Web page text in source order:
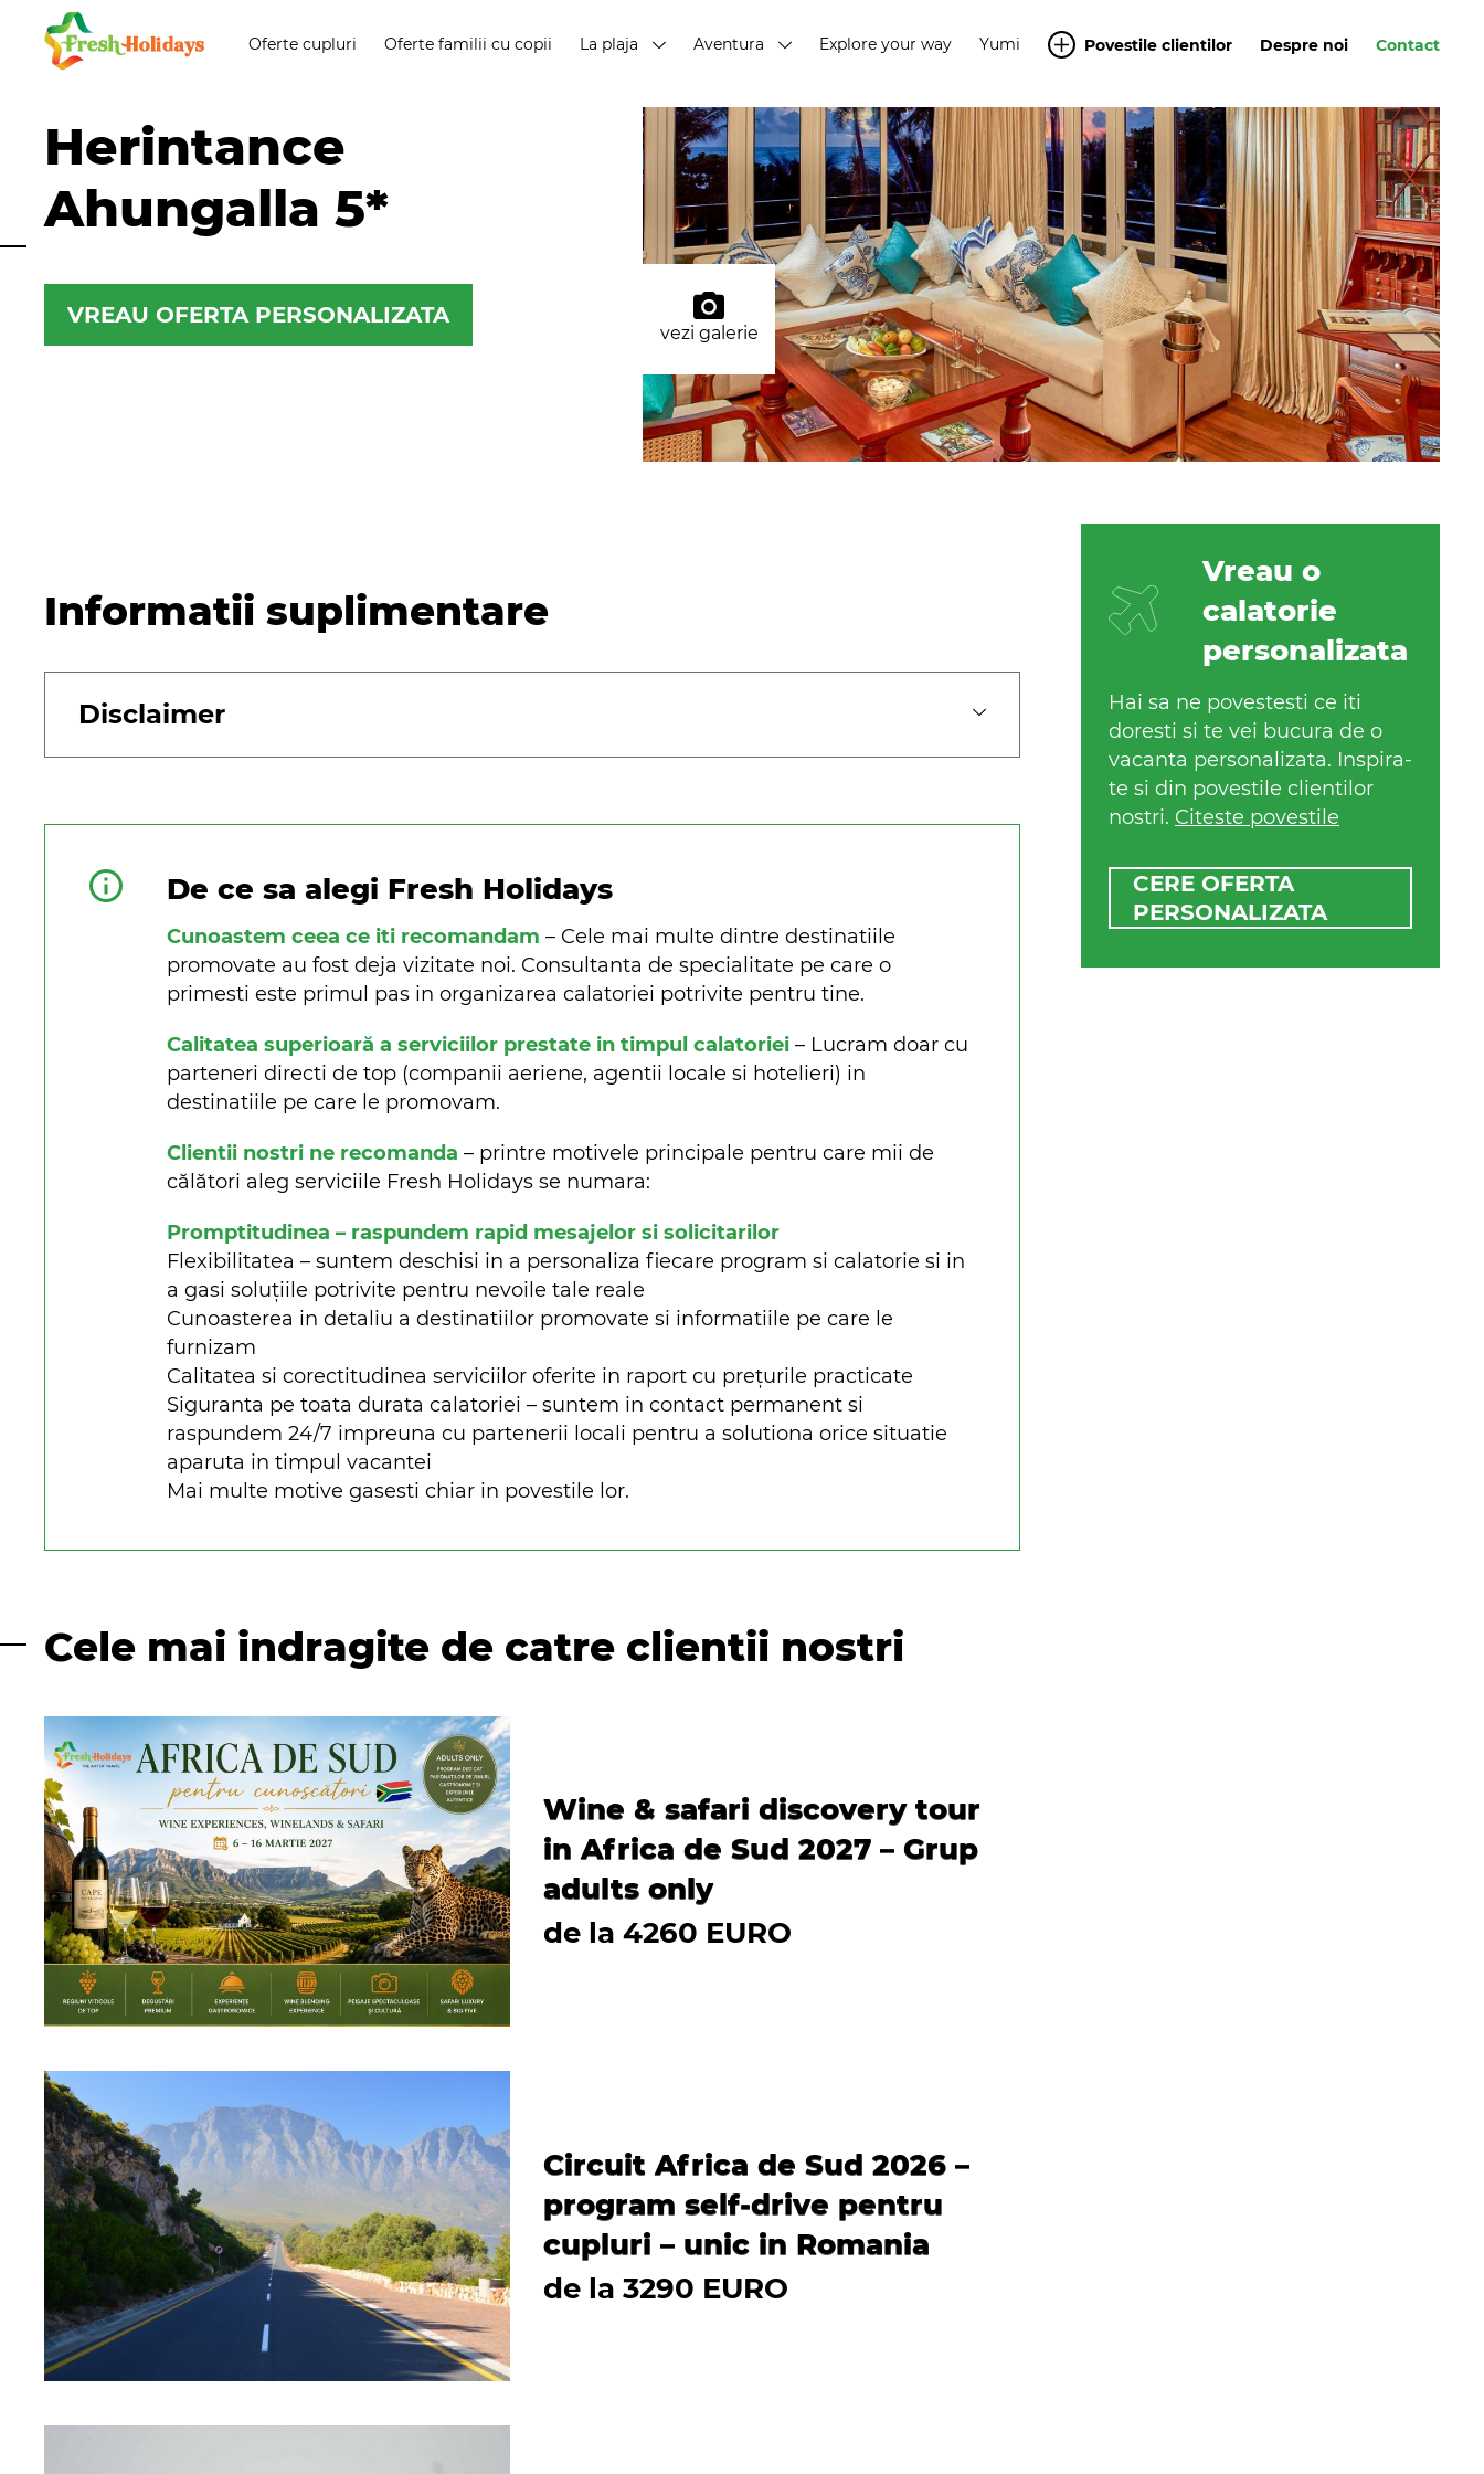
Oferte cupluri Oferte familii cu copii La plaja Aventura Explore your way Yumi Povestile clientilor Despre noi Contact
Herintance
Ahungalla 5*
VREAU OFERTA PERSONALIZATA
vezi galerie
Informatii suplimentare
Disclaimer
De ce sa alegi Fresh Holidays
Cunoastem ceea ce iti recomandam – Cele mai multe dintre destinatiile
promovate au fost deja vizitate noi. Consultanta de specialitate pe care o
primesti este primul pas in organizarea calatoriei potrivite pentru tine.
Calitatea superioară a serviciilor prestate in timpul calatoriei – Lucram doar cu
parteneri directi de top (companii aeriene, agentii locale si hotelieri) in
destinatiile pe care le promovam.
Clientii nostri ne recomanda – printre motivele principale pentru care mii de
călători aleg serviciile Fresh Holidays se numara:
Promptitudinea – raspundem rapid mesajelor si solicitarilor
Flexibilitatea – suntem deschisi in a personaliza fiecare program si calatorie si in
a gasi soluțiile potrivite pentru nevoile tale reale
Cunoasterea in detaliu a destinatiilor promovate si informatiile pe care le
furnizam
Calitatea si corectitudinea serviciilor oferite in raport cu prețurile practicate
Siguranta pe toata durata calatoriei – suntem in contact permanent si
raspundem 24/7 impreuna cu partenerii locali pentru a solutiona orice situatie
aparuta in timpul vacantei
Mai multe motive gasesti chiar in povestile lor.
Cele mai indragite de catre clientii nostri
Wine & safari discovery tour
in Africa de Sud 2027 – Grup
adults only
de la 4260 EURO
Circuit Africa de Sud 2026 –
program self-drive pentru
cupluri – unic in Romania
de la 3290 EURO
Vreau o
calatorie
personalizata
Hai sa ne povestesti ce iti
doresti si te vei bucura de o
vacanta personalizata. Inspira-
te si din povestile clientilor
nostri. Citeste povestile
CERE OFERTA
PERSONALIZATA